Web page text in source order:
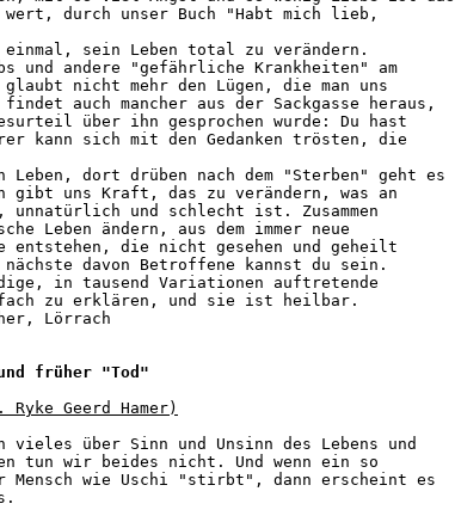
wert, durch unser Buch "Habt mich lieb,
einmal, sein Leben total zu verändern.
und andere "gefährliche Krankheiten" am
glaubt nicht mehr den Lügen, die man uns
auch mancher aus der Sackgasse heraus,
über ihn gesprochen wurde: Du hast
kann sich mit den Gedanken trösten, die
dort drüben nach dem "Sterben" geht es
gibt uns Kraft, das zu verändern, was an
unnatürlich und schlecht ist. Zusammen
Leben ändern, aus dem immer neue
entstehen, die nicht gesehen und geheilt
davon Betroffene kannst du sein.
in tausend Variationen auftretende
zu erklären, und sie ist heilbar.
Lörrach
früher "Tod"
Geerd Hamer)
vieles über Sinn und Unsinn des Lebens und
tun wir beides nicht. Und wenn ein so
Mensch wie Uschi "stirbt", dann erscheint es